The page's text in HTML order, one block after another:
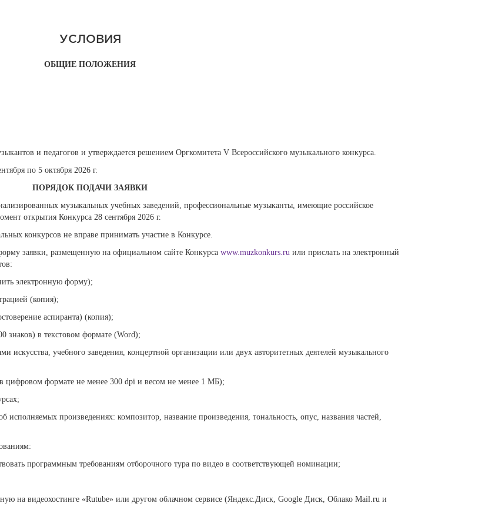
УСЛОВИЯ
ОБЩИЕ ПОЛОЖЕНИЯ
и педагогов и утверждается решением Оргкомитета V Всероссийского музыкального конкурса.
по 5 октября 2026 г.
ПОРЯДОК ПОДАЧИ ЗАЯВКИ
музыкальных учебных заведений, профессиональные музыканты, имеющие российское
открытия Конкурса 28 сентября 2026 г.
конкурсов не вправе принимать участие в Конкурсе.
заявки, размещенную на официальном сайте Конкурса www.muzkonkurs.ru или прислать на электронный
электронную форму);
(копия);
аспиранта) (копия);
знаков) в текстовом формате (Word);
искусства, учебного заведения, концертной организации или двух авторитетных деятелей музыкального
цифровом формате не менее 300 dpi и весом не менее 1 МБ);
произведениях: композитор, название произведения, тональность, опус, названия частей,
программным требованиям отборочного тура по видео в соответствующей номинации;
на видеохостинге «Rutube» или другом облачном сервисе (Яндекс.Диск, Google Диск, Облако Mail.ru и